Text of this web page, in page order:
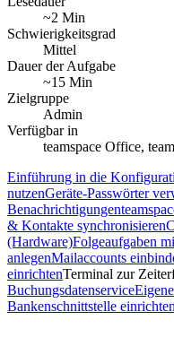
~2 Min
Schwierigkeitsgrad
Mittel
Dauer der Aufgabe
~15 Min
Zielgruppe
Admin
Verfügbar in
teamspace Office,
Einführung in die
nutzenGeräte-Passwörter
Benachrichtigungen
& Kontakte synchronisieren
(Hardware)Folgeaufgaben
anlegenMailaccounts
einrichtenTerminal zur
Buchungsdatenservice
Bankenschnittstelle einrichten